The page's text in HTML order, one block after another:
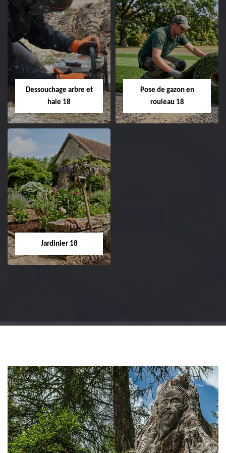
Taille de haie 18
Entreprise taille de haie
18 Cher tel:
02.52.56.49.40
Tonte et réfection
de pelouse 18
Entreprise tonte et
Cher tel: 02.52.56.49.40
Dessouchage arbre et
haie 18
Dessouchage arbre
et haie 18
Entreprise dessouchage
arbre et haie 18 Cher
Pose de gazon en
rouleau 18
Jardinier 18